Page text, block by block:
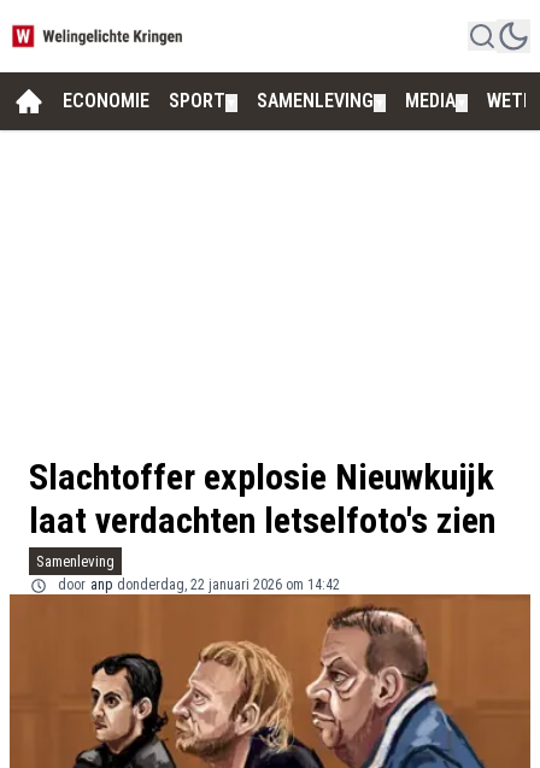
ECONOMIE SPORT SAMENLEVING MEDIA
Slachtoffer explosie Nieuwkuijk
laat verdachten letselfoto's zien
Samenleving
door anp donderdag, 22 januari 2026 om 14:42